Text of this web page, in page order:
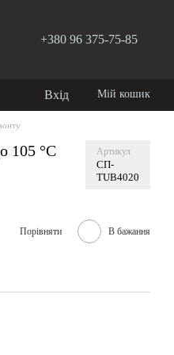
+380 96 375-75-85
Вхід Мій кошик
105 °C
Артикул
СП-
TUB4020
Порівняти В бажання